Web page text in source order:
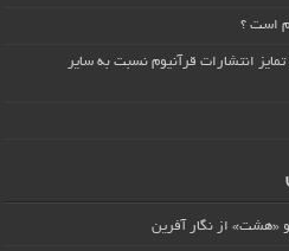
است ؟
انتشارات قرآنیوم نسبت به سایر
«هشت» از نگار آفرین